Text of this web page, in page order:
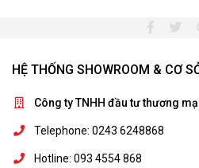
HỆ THỐNG SHOWROOM & CƠ
Công ty TNHH đầu tư thương
Telephone: 0243 6248868
Hotline: 093 4554 868